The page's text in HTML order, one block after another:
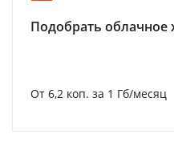
Подобрать
От 6,2 коп. за 1 Гб/месяц